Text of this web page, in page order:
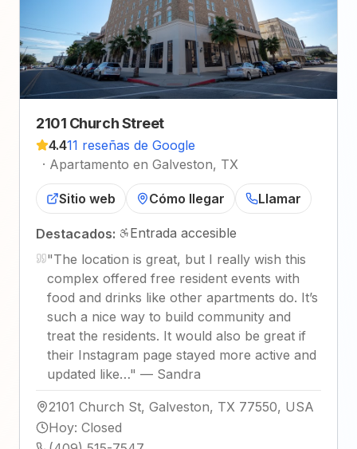
2101 Church Street
4.411 reseñas de Google
· Apartamento en Galveston, TX
Sitio web Cómo llegar Llamar
Destacados:
Entrada accesible
"The location is great, but I really wish this
complex offered free resident events with
food and drinks like other apartments do. It’s
such a nice way to build community and
treat the residents. It would also be great if
their Instagram page stayed more active and
updated like…" — Sandra
2101 Church St, Galveston, TX 77550, USA
Hoy: Closed